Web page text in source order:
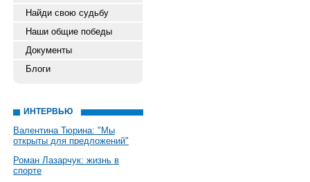
Найди свою судьбу
Наши общие победы
Документы
Блоги
ИНТЕРВЬЮ
Валентина Тюрина: "Мы
открыты для предложений"
Роман Лазарчук: жизнь в
спорте